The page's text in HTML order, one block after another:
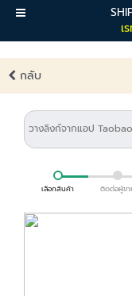
เ
เมนู
กลับ
เลือกสินค้า ติดต่อผู้ขา